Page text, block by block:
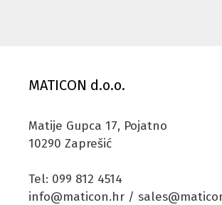
MATICON d.o.o.
Matije Gupca 17, Pojatno
10290 Zaprešić
Tel: 099 812 4514
info@maticon.hr /